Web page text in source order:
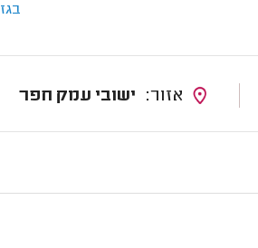
בגז
ישובי עמק חפר